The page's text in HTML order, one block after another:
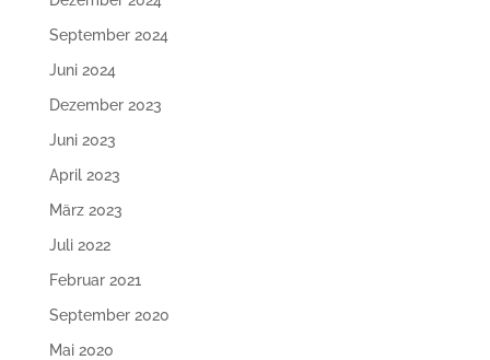
September 2024
Juni 2024
Dezember 2023
Juni 2023
April 2023
März 2023
Juli 2022
Februar 2021
September 2020
Mai 2020